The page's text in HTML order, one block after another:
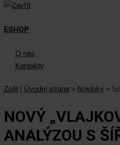
ESHOP
O nás
Kontakty
Zpět | Úvodní strana » Novinky »
NOVÝ
ANALÝZOU S